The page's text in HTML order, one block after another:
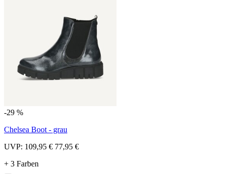
-29 %
Chelsea Boot - grau
UVP: 109,95 € 77,95 €
+ 3 Farben